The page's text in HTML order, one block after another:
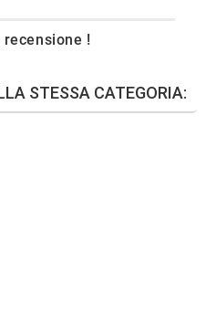
!
STESSA CATEGORIA: